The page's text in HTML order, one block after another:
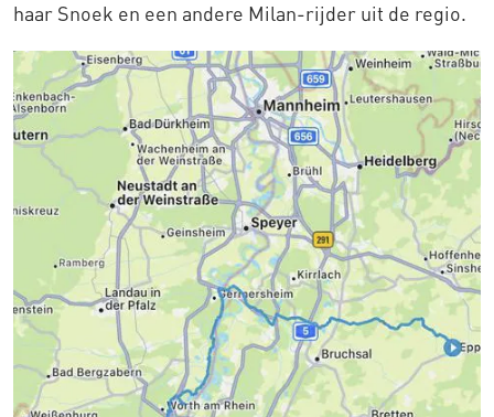
haar Snoek en een andere Milan-rijder uit de regio.